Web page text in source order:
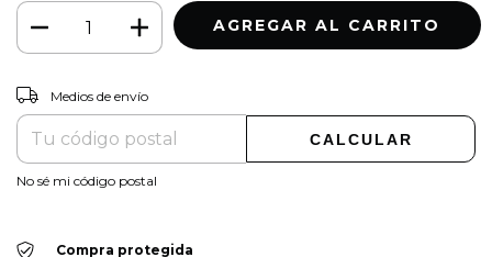
Entregas para el CP:
Medios de envío
CALCULAR
No sé mi código postal
Compra protegida